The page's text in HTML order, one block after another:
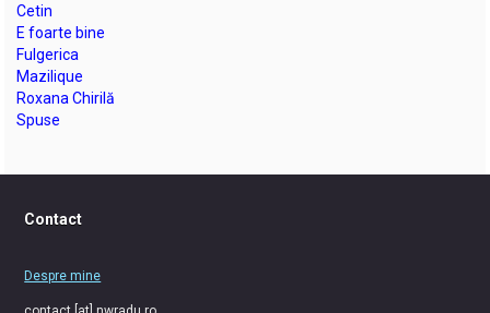
Cetin
E foarte bine
Fulgerica
Mazilique
Roxana Chirilă
Spuse
Contact
Despre mine